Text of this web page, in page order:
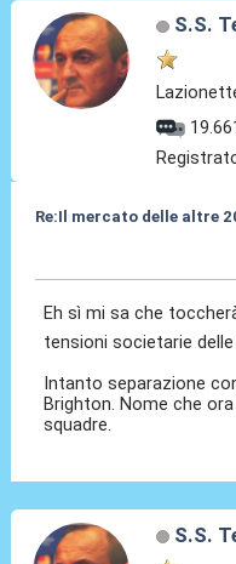
S.S.
Re:Il mercato delle altre
Eh sì mi sa che
tensioni societarie
Intanto separazione
Brighton. Nome che
squadre.
S.S.